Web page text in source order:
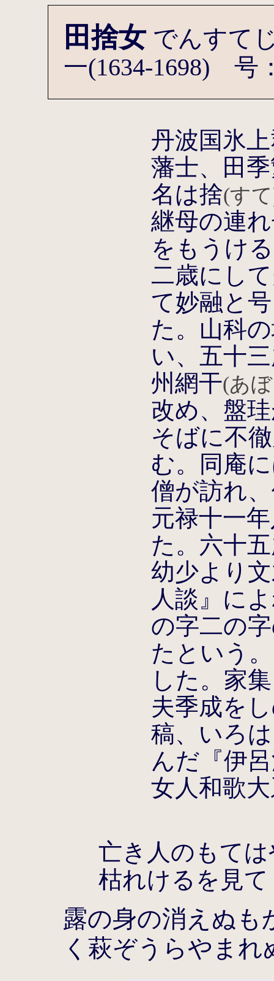
田捨女 でんすて
一(1634-1698) 号
丹波国氷
藩士、田
名は捨(す
継母の連
をもうけ
二歳にし
て妙融と
た。山科
い、五十
州網干(あ
改め、盤
そばに不
む。同庵
僧が訪れ
元禄十一
た。六十
幼少より
人談』に
の字二の
たという
した。家
夫季成を
稿、いろ
んだ『伊
女人和歌
亡き人のもて
枯れけるを見て
露の身の消えぬも
く萩ぞうらやまれ